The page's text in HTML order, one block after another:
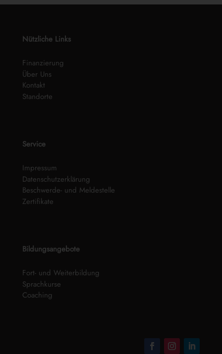
Nützliche Links
Finanzierung
Über Uns
Kontakt
Standorte
Service
Impressum
Datenschutzerklärung
Beschwerde- und Meldestelle
Zertifikate
Bildungsangebote
Fort- und Weiterbildung
Sprachkurse
Coaching